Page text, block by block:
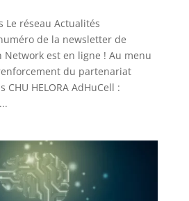
Le réseau Actualités
de la newsletter de
Network est en ligne ! Au menu
du partenariat
CHU HELORA AdHuCell :